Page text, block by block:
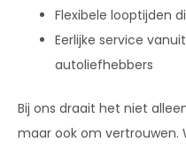
Flexibele looptijden
Eerlijke service
autoliefhebbers
Bij ons draait het niet
maar ook om vertrouwen.